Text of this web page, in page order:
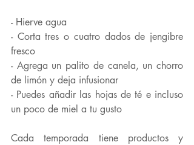
- Hierve agua
- Corta tres o cuatro dados de jengibre
fresco
- Agrega un palito de canela, un chorro
de limón y deja infusionar
- Puedes añadir las hojas de té e incluso
un poco de miel a tu gusto
Cada temporada tiene productos y